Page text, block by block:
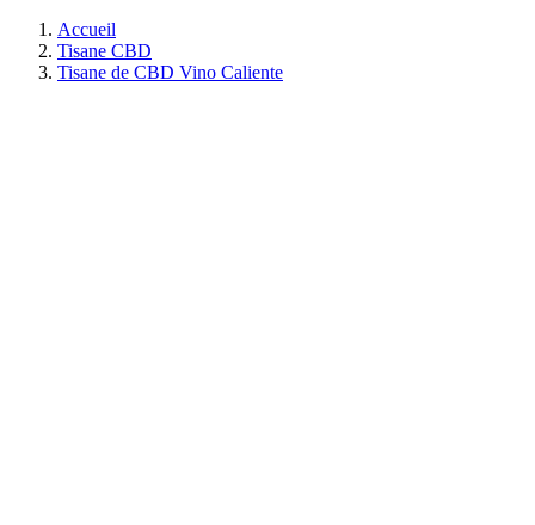
Accueil
Tisane CBD
Tisane de CBD Vino Caliente